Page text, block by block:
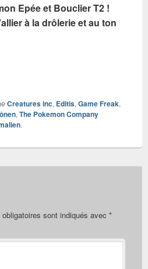
Epée et Bouclier T2 !
à la drôlerie et au ton
Creatures inc, Editis, Game Freak,
, The Pokemon Company
.
sont indiqués avec *